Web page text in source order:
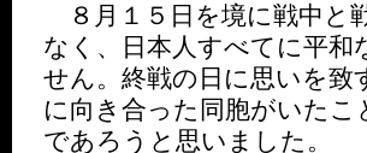
８月１５日を境に戦中と
なく、日本人すべてに平
せん。終戦の日に思いを致
に向き合った同胞がいた
であろうと思いました。